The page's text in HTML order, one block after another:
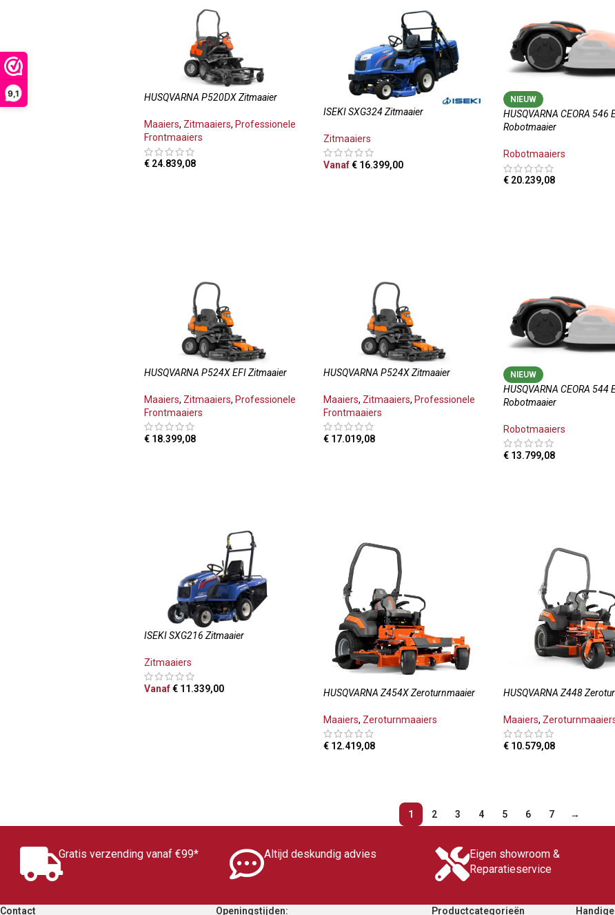
9,1 HUSQVARNA P520DX Zitmaaier
Maaiers, Zitmaaiers, Professionele
Frontmaaiers
€24.839,08
ISEKI SXG324 Zitmaaier
Zitmaaiers
Vanaf € 16.399,00
NIEUW
HUSQVARNA CEORA 546
Robotmaaier
Robotmaaiers
€ 20.239,08
HUSQVARNA P524X EFI Zitmaaier
Maaiers, Zitmaaiers, Professionele
Frontmaaiers
€18.399,08
HUSQVARNA P524X Zitmaaier
Maaiers, Zitmaaiers, Professionele
Frontmaaiers
€ 17.019,08
NIEUW
HUSQVARNA CEORA 544
Robotmaaier
Robotmaaiers
€ 13.799,08
ISEKI SXG216 Zitmaaier
Zitmaaiers
Vanaf €11.339,00 HUSQVARNA Z454X Zeroturnmaaier
Maaiers, Zeroturnmaaiers
€ 12.419,08
HUSQVARNA Z448
Maaiers,
€ 10.579,08
1 2 3 4 5 6 7 →
Gratis verzending vanaf €99* Altijd deskundig advies
Eigen showroom &
Reparatieservice
Contact Openingstijden: Productcategorieën